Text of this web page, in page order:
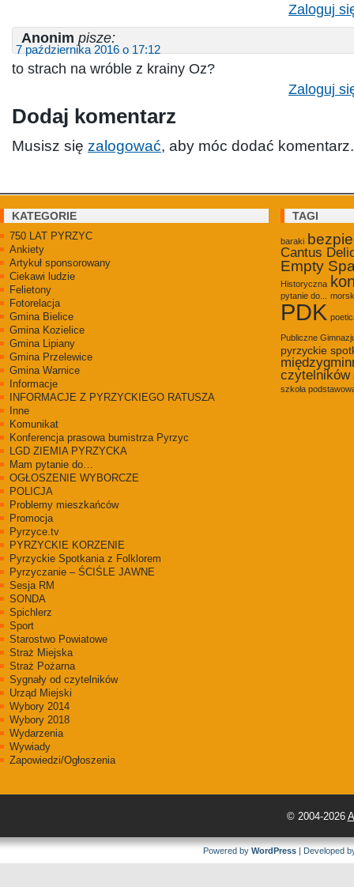
Zaloguj
Anonim pisze:
7 października 2016 o 17:12
to strach na wróble z krainy Oz?
Zaloguj
Dodaj komentarz
Musisz się zalogować, aby móc dodać komentarz.
KATEGORIE
750 LAT PYRZYC
Ankiety
Artykuł sponsorowany
Ciekawi ludzie
Felietony
Fotorelacja
Gmina Bielice
Gmina Kozielice
Gmina Lipiany
Gmina Przelewice
Gmina Warnice
Informacje
INFORMACJE Z PYRZYCKIEGO RATUSZA
Inne
Komunikat
Konferencja prasowa bumistrza Pyrzyc
LGD ZIEMIA PYRZYCKA
Mam pytanie do…
OGŁOSZENIE WYBORCZE
POLICJA
Problemy mieszkańców
Promocja
Pyrzyce.tv
PYRZYCKIE KORZENIE
Pyrzyckie Spotkania z Folklorem
Pyrzyczanie – ŚCIŚLE JAWNE
Sesja RM
SONDA
Spichlerz
Sport
Starostwo Powiatowe
Straż Miejska
Straż Pożarna
Sygnały od czytelników
Urząd Miejski
Wybory 2014
Wybory 2018
Wydarzenia
Wywiady
Zapowiedzi/Ogłoszenia
TAGI
baraki
Cantus
Empty
Historyczna
pytanie do...
PDK
Publiczne
pyrzyckie
czytelników
szkoła
© 2004-2026
Powered by WordPress | Developed